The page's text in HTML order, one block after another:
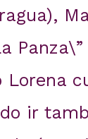
Lorena
ir